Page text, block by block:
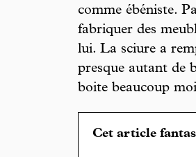
comme ébéniste.
fabriquer des
lui. La sciure a
presque autant de
boite beaucoup
Cet article